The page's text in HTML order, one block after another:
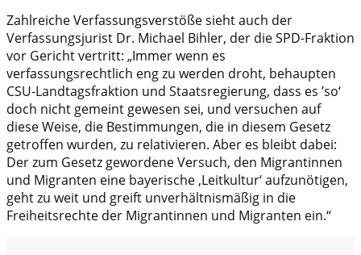
Zahlreiche Verfassungsverstöße sieht auch der
Verfassungsjurist Dr. Michael Bihler, der die SPD-Fraktion
vor Gericht vertritt: „Immer wenn es
verfassungsrechtlich eng zu werden droht, behaupten
CSU-Landtagsfraktion und Staatsregierung, dass es ’so‘
doch nicht gemeint gewesen sei, und versuchen auf
diese Weise, die Bestimmungen, die in diesem Gesetz
getroffen wurden, zu relativieren. Aber es bleibt dabei:
Der zum Gesetz gewordene Versuch, den Migrantinnen
und Migranten eine bayerische ‚Leitkultur‘ aufzunötigen,
geht zu weit und greift unverhältnismäßig in die
Freiheitsrechte der Migrantinnen und Migranten ein.“